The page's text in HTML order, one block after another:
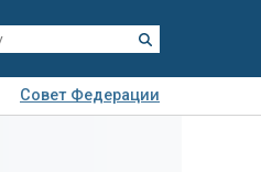
Совет Федерации